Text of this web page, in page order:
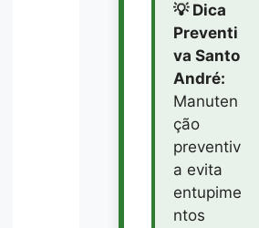
💡 Dica
Preventi
va Santo
André:
Manuten
ção
preventiv
a evita
entupime
ntos